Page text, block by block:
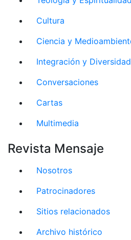
Cultura
Ciencia y
Integración y Diversidad
Conversaciones
Cartas
Multimedia
Revista Mensaje
Nosotros
Patrocinadores
Sitios relacionados
Archivo histórico